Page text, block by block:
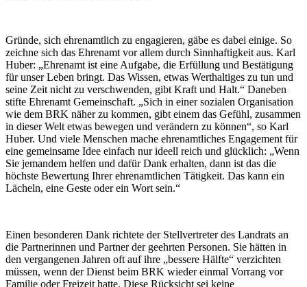
Gründe, sich ehrenamtlich zu engagieren, gäbe es dabei einige. So
zeichne sich das Ehrenamt vor allem durch Sinnhaftigkeit aus. Karl
Huber: „Ehrenamt ist eine Aufgabe, die Erfüllung und Bestätigung
für unser Leben bringt. Das Wissen, etwas Werthaltiges zu tun und
seine Zeit nicht zu verschwenden, gibt Kraft und Halt.“ Daneben
stifte Ehrenamt Gemeinschaft. „Sich in einer sozialen Organisation
wie dem BRK näher zu kommen, gibt einem das Gefühl, zusammen
in dieser Welt etwas bewegen und verändern zu können“, so Karl
Huber. Und viele Menschen mache ehrenamtliches Engagement für
eine gemeinsame Idee einfach nur ideell reich und glücklich: „Wenn
Sie jemandem helfen und dafür Dank erhalten, dann ist das die
höchste Bewertung Ihrer ehrenamtlichen Tätigkeit. Das kann ein
Lächeln, eine Geste oder ein Wort sein.“
Einen besonderen Dank richtete der Stellvertreter des Landrats an
die Partnerinnen und Partner der geehrten Personen. Sie hätten in
den vergangenen Jahren oft auf ihre „bessere Hälfte“ verzichten
müssen, wenn der Dienst beim BRK wieder einmal Vorrang vor
Familie oder Freizeit hatte. Diese Rücksicht sei keine